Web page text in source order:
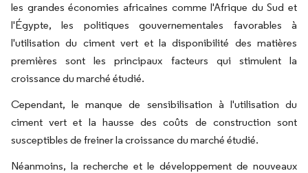
les grandes économies africaines comme l'Afrique du Sud et
l'Égypte, les politiques gouvernementales favorables à
l'utilisation du ciment vert et la disponibilité des matières
premières sont les principaux facteurs qui stimulent la
croissance du marché étudié.
Cependant, le manque de sensibilisation à l'utilisation du
ciment vert et la hausse des coûts de construction sont
susceptibles de freiner la croissance du marché étudié.
Néanmoins, la recherche et le développement de nouveaux